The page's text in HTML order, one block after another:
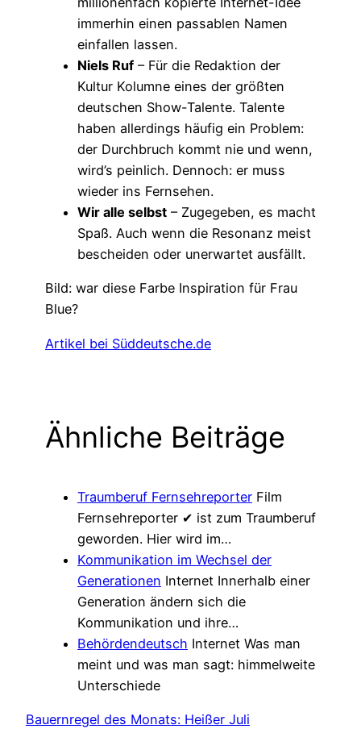
immerhin einen passablen Namen
einfallen lassen.
Niels Ruf – Für die Redaktion der
Kultur Kolumne eines der größten
deutschen Show-Talente. Talente
haben allerdings häufig ein Problem:
der Durchbruch kommt nie und wenn,
wird’s peinlich. Dennoch: er muss
wieder ins Fernsehen.
Wir alle selbst – Zugegeben, es macht
Spaß. Auch wenn die Resonanz meist
bescheiden oder unerwartet ausfällt.
Bild: war diese Farbe Inspiration für Frau
Blue?
Artikel bei Süddeutsche.de
Ähnliche Beiträge
Traumberuf Fernsehreporter Film
Fernsehreporter ✔ ist zum Traumberuf
geworden. Hier wird im…
Kommunikation im Wechsel der
Generationen Internet Innerhalb einer
Generation ändern sich die
Kommunikation und ihre…
Behördendeutsch Internet Was man
meint und was man sagt: himmelweite
Unterschiede
Bauernregel des Monats: Heißer Juli